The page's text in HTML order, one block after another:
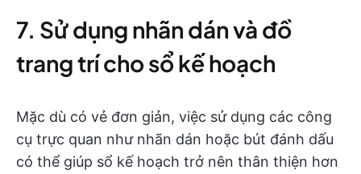
7. Sử dụng nhãn dán và đồ
trang trí cho sổ kế hoạch
Mặc dù có vẻ đơn giản, việc sử dụng các công
cụ trực quan như nhãn dán hoặc bút đánh dấu
có thể giúp sổ kế hoạch trở nên thân thiện hơn